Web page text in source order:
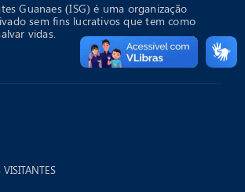
Guanaes (ISG) é uma organização
sem fins lucrativos que tem como
vidas.